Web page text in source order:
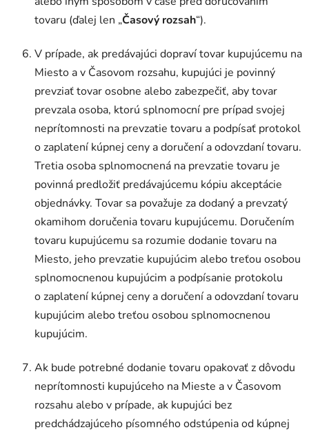
tovaru (ďalej len „Časový rozsah“).
V prípade, ak predávajúci dopraví tovar kupujúcemu na
Miesto a v Časovom rozsahu, kupujúci je povinný
prevziať tovar osobne alebo zabezpečiť, aby tovar
prevzala osoba, ktorú splnomocní pre prípad svojej
neprítomnosti na prevzatie tovaru a podpísať protokol
o zaplatení kúpnej ceny a doručení a odovzdaní tovaru.
Tretia osoba splnomocnená na prevzatie tovaru je
povinná predložiť predávajúcemu kópiu akceptácie
objednávky. Tovar sa považuje za dodaný a prevzatý
okamihom doručenia tovaru kupujúcemu. Doručením
tovaru kupujúcemu sa rozumie dodanie tovaru na
Miesto, jeho prevzatie kupujúcim alebo treťou osobou
splnomocnenou kupujúcim a podpísanie protokolu
o zaplatení kúpnej ceny a doručení a odovzdaní tovaru
kupujúcim alebo treťou osobou splnomocnenou
kupujúcim.
Ak bude potrebné dodanie tovaru opakovať z dôvodu
neprítomnosti kupujúceho na Mieste a v Časovom
rozsahu alebo v prípade, ak kupujúci bez
predchádzajúceho písomného odstúpenia od kúpnej